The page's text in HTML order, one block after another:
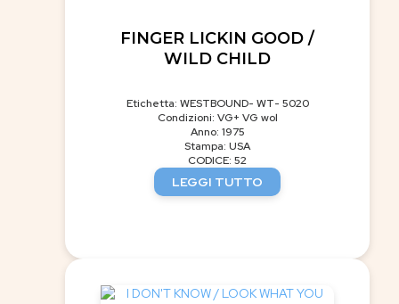
FINGER LICKIN GOOD /
WILD CHILD
Etichetta: WESTBOUND- WT- 5020
Condizioni: VG+ VG wol
Anno: 1975
Stampa: USA
CODICE: 52
LEGGI TUTTO